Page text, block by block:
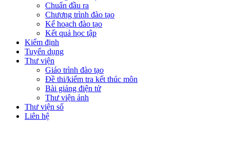
Chuẩn đầu ra
Chương trình đào tạo
Kế hoạch đào tạo
Kết quả học tập
Kiểm định
Tuyển dụng
Thư viện
Giáo trình đào tạo
Đề thi/kiểm tra kết thúc môn
Bài giảng điện tử
Thư viện ảnh
Thư viện số
Liên hệ